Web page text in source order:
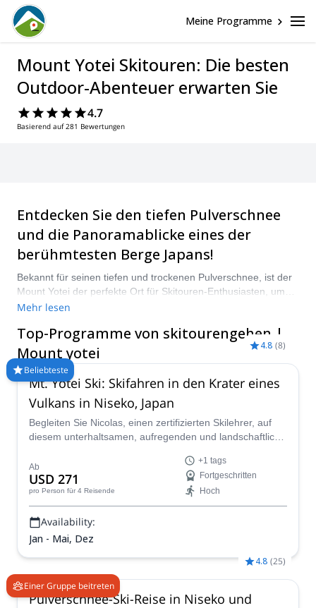
Meine Programme
Mount Yotei Skitouren: Die besten
Outdoor-Abenteuer erwarten Sie
4.7
Basierend auf 281 Bewertungen
Entdecken Sie den tiefen Pulverschnee
und die Panoramablicke eines der
berühmtesten Berge Japans!
Bekannt für seinen tiefen und trockenen Pulverschnee, ist der
Mount Yotei der perfekte Ort für Skitouren-Enthusiasten, um
perfekte Abfahrten auf großartigen Berghängen zu machen
Vergleichen und buchen Sie einen zertifizierten Guide für Ihre
Reise auf Explore-Share.com: 1500+ Guides, 70+ Länder und
mehr als 8000 verschiedene Programme zur Auswahl. Wählen
Sie aus unserer Auswahl an Skitourenreisen am Mount Yotei.
Die Berge rufen!
Mehr lesen
Top-Programme von skitourengehen |
Mount yotei
Beliebteste
4.8 (8)
Mt. Yotei Ski: Skifahren in den Krater eines
Vulkans in Niseko, Japan
Begleiten Sie Nicolas, einen zertifizierten Skilehrer, auf
diesem unterhaltsamen, aufregenden und landschaftlich
Besteigen Sie den Gipfel des höchsten Berges auf
Hokkaido und genießen Sie den hochwertigen und
reichlichen Pulverschnee im Krater und an seinen
Flanken.
Ab
USD 271
pro Person für 4 Reisende
+1 tags
Fortgeschritten
Hoch
Availability:
Jan - Mai, Dez
Einer Gruppe beitreten
4.8 (25)
Pulverschnee-Ski-Reise in Niseko und